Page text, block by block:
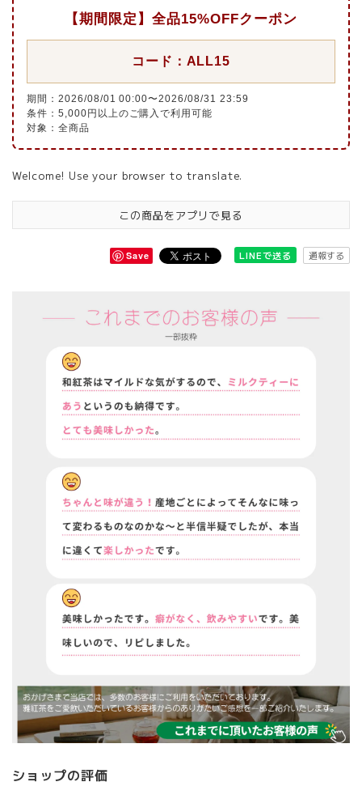
【期間限定】全品15%OFFクーポン
コード：ALL15
期間：2026/08/01 00:00〜2026/08/31 23:59
条件：5,000円以上のご購入で利用可能
対象：全商品
Welcome! Use your browser to translate.
この商品をアプリで見る
Save LINEで送る 通報する
ショップの評価